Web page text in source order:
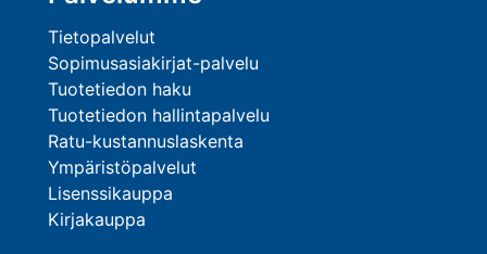
Tietopalvelut
Sopimusasiakirjat-palvelu
Tuotetiedon haku
Tuotetiedon hallintapalvelu
Ratu-kustannuslaskenta
Ympäristöpalvelut
Lisenssikauppa
Kirjakauppa